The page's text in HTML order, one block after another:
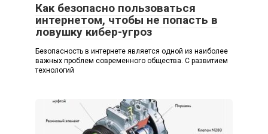
Как безопасно пользоваться
интернетом, чтобы не попасть в
ловушку кибер-угроз
Безопасность в интернете является одной из наиболее
важных проблем современного общества. С развитием
технологий